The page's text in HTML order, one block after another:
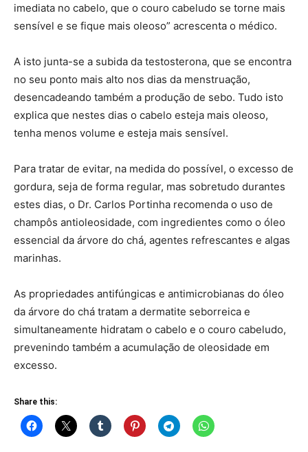
imediata no cabelo, que o couro cabeludo se torne mais
sensível e se fique mais oleoso” acrescenta o médico.
A isto junta-se a subida da testosterona, que se encontra
no seu ponto mais alto nos dias da menstruação,
desencadeando também a produção de sebo. Tudo isto
explica que nestes dias o cabelo esteja mais oleoso,
tenha menos volume e esteja mais sensível.
Para tratar de evitar, na medida do possível, o excesso de
gordura, seja de forma regular, mas sobretudo durantes
estes dias, o Dr. Carlos Portinha recomenda o uso de
champôs antioleosidade, com ingredientes como o óleo
essencial da árvore do chá, agentes refrescantes e algas
marinhas.
As propriedades antifúngicas e antimicrobianas do óleo
da árvore do chá tratam a dermatite seborreica e
simultaneamente hidratam o cabelo e o couro cabeludo,
prevenindo também a acumulação de oleosidade em
excesso.
Share this: